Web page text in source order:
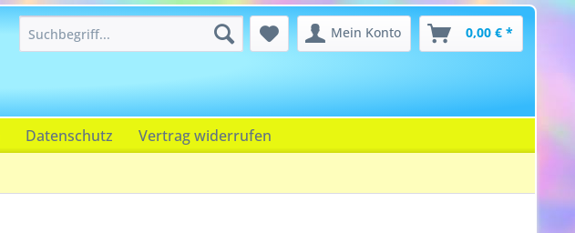
Mein Konto 0,00 € *
Datenschutz Vertrag widerrufen